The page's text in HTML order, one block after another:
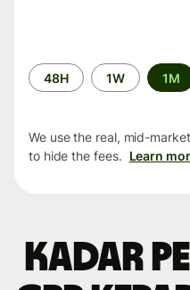
Time
period
48H 1W 1M
We use the real, mid-
to hide the fees. Learn
Kadar